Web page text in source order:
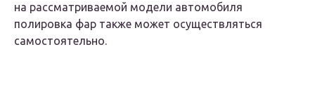
на рассматриваемой модели автомобиля
полировка фар также может осуществляться
самостоятельно.